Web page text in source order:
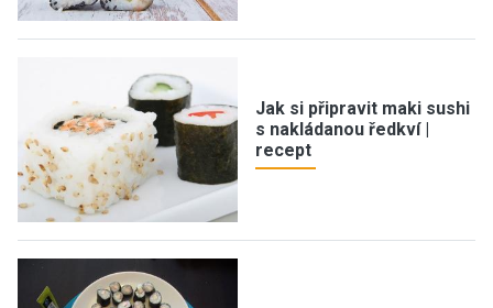
Jak si připravit maki sushi
s nakládanou ředkví |
recept